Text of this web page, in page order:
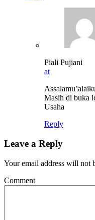
Piali Pujiani
at
Masih di buka
Usaha
Reply
Leave a Reply
Your email address will not
Comment